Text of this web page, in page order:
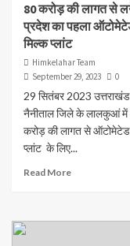
80 करोड़ की लागत से
प्रदेश का पहला
मिल्क प्लांट
Himkelahar Team
September 29, 2023
0
29 सितंबर 2023
नैनीताल जिले के लालकुआं
करोड़ की लागत से
प्लांट के लिए...
Read More